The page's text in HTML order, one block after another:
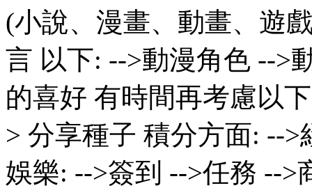
(小說、漫畫、動畫、遊
言 以下: -->動漫角色 -->
的喜好 有時間再考慮以
> 分享種子 積分方面: --
娛樂: -->簽到 -->任務 -->